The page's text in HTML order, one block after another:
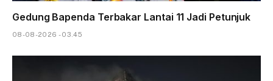
Gedung Bapenda Terbakar Lantai 11 Jadi Petunjuk
08-08-2026 - 03.45